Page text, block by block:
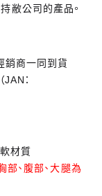
敝公司的產品。
銷商一同到貨
（JAN：
材質
部、腹部、大腿為